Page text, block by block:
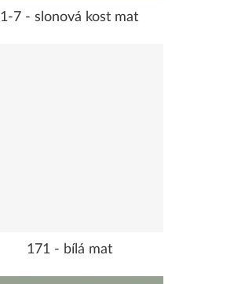
1-7 - slonová kost mat
171 - bílá mat